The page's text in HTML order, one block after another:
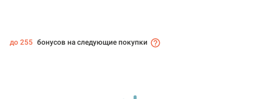
до 255 бонусов на следующие покупки